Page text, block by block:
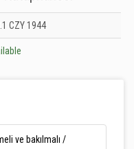
A.Ş. Kütüphanesi: Unknown
CZY 1944
ve bakılmalı /